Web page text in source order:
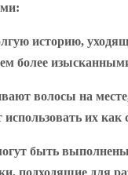
историю,
более
волосы на
их
быть
подходящие для